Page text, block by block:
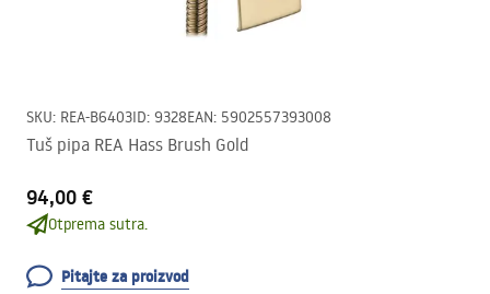
SKU: REA-B6403ID: 9328EAN: 5902557393008
Tuš pipa REA Hass Brush Gold
94,00 €
Otprema sutra.
Pitajte za proizvod